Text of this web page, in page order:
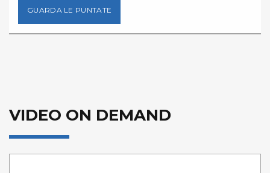
GUARDA LE PUNTATE
VIDEO ON DEMAND